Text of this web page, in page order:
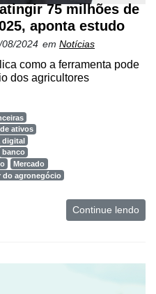
75 milhões de
aponta estudo
08/2024 em Notícias
como a ferramenta pode
dos agricultores
ativos
digital
banco
Mercado
do agronegócio
Continue lendo